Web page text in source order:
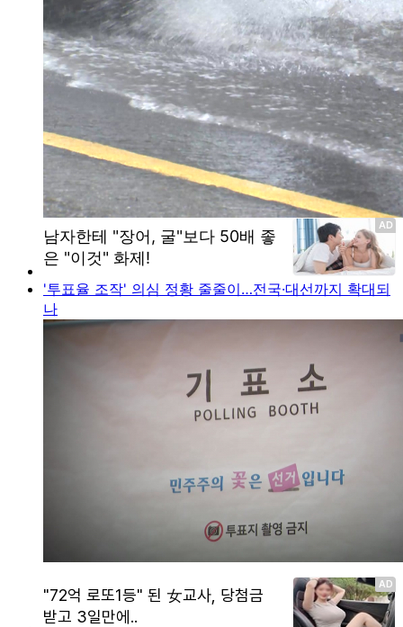
'투표율 조작' 의심 정황 줄줄이…전국·대선까지 확대되
나